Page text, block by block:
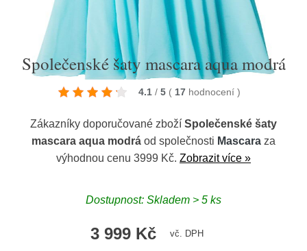
Společenské šaty mascara aqua modrá
4.1 / 5 ( 17 hodnocení )
Zákazníky doporučované zboží Společenské šaty
mascara aqua modrá od společnosti Mascara za
výhodnou cenu 3999 Kč. Zobrazit více »
Dostupnost: Skladem > 5 ks
3 999 Kč vč. DPH